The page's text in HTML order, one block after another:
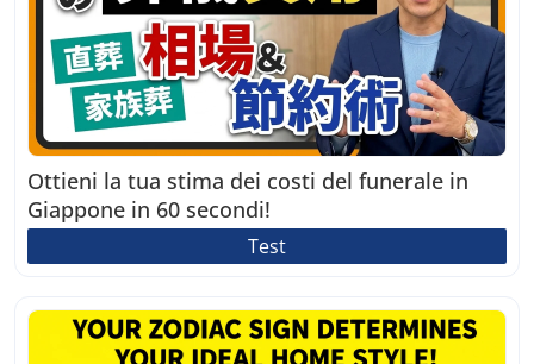
Ottieni la tua stima dei costi del funerale in
Giappone in 60 secondi!
Test